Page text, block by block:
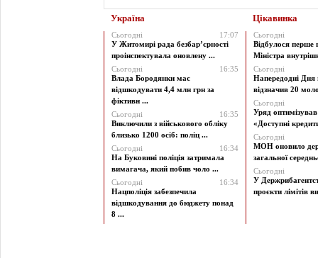
Україна Цікавинка
Сьогодні
17:07
У Житомирі рада безбар’єрності
проінспектувала оновлену ...
Сьогодні
16:35
Влада Бородянки має
відшкодувати 4,4 млн грн за
фіктивн ...
Сьогодні
16:35
Виключили з військового обліку
близько 1200 осіб: поліц ...
Сьогодні
16:34
На Буковині поліція затримала
вимагача, який побив чоло ...
Сьогодні
16:34
Нацполіція забезпечила
відшкодування до бюджету понад
8 ...
Сьогодні
Відбулося перше
Міністра
Сьогодні
Напередодні Дня
відзначив 20
Сьогодні
Уряд
«Доступні
Сьогодні
МОН оновило
загальної
Сьогодні
У
проєкти лімітів